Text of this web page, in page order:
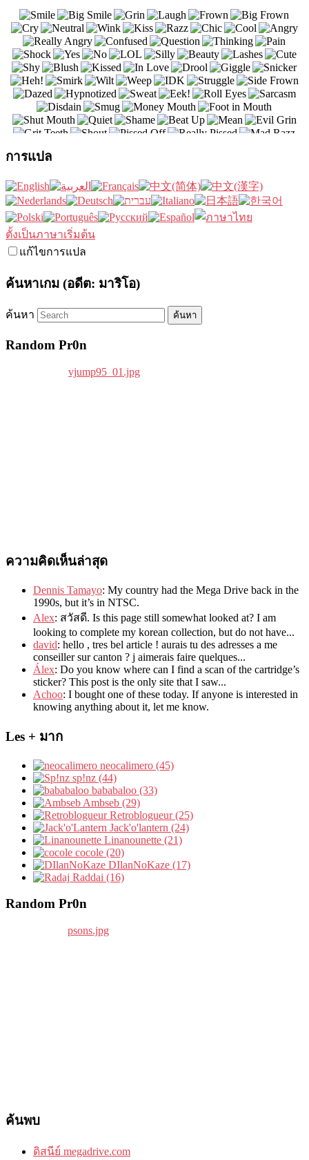
การแปล
ตั้งเป็นภาษาเริ่มต้น
แก้ไขการแปล
ค้นหาเกม (อดีต: มาริโอ)
ค้นหา
Random Pr0n
ความคิดเห็นล่าสุด
Dennis Tamayo: My country had the Mega Drive back in the
1990s, but it’s in NTSC.
Alex: สวัสดี. Is this page still somewhat looked at? I am
looking to complete my korean collection, but do not have...
david: hello , tres bel article ! aurais tu des adresses a me
conseiller sur canton ? j aimerais faire quelques...
Álex: Do you know where can I find a scan of the cartridge’s
sticker? This post is the only site that I saw...
Achoo: I bought one of these today. If anyone is interested in
knowing anything about it, let me know.
Les + มาก
neocalimero (45)
sp!nz (44)
bababaloo (33)
Ambseb (29)
Retroblogueur (25)
Jack'o'lantern (24)
Linanounette (21)
cocole (20)
DIlanNoKaze (17)
Raddai (16)
Random Pr0n
ค้นพบ
ดิสนีย์ megadrive.com